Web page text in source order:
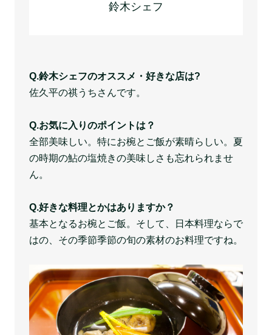
鈴木シェフ
Q.鈴木シェフのオススメ・好きな店は?
佐久平の祺うちさんです。
Q.お気に入りのポイントは？
全部美味しい。特にお椀とご飯が素晴らしい。夏
の時期の鮎の塩焼きの美味しさも忘れられませ
ん。
Q.好きな料理とかはありますか？
基本となるお椀とご飯。そして、日本料理ならで
はの、その季節季節の旬の素材のお料理ですね。